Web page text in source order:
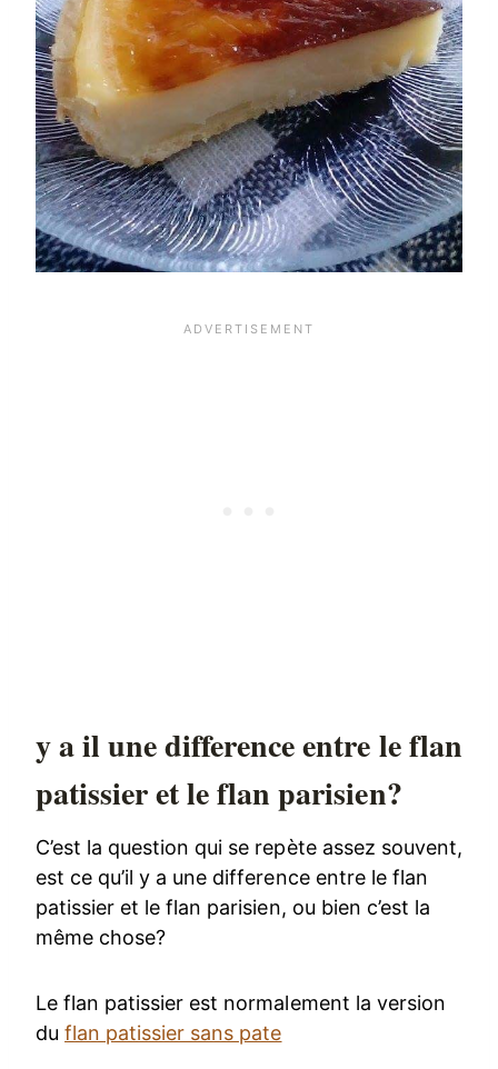
y a il une difference entre le flan
patissier et le flan parisien?
C’est la question qui se repète assez souvent,
est ce qu’il y a une difference entre le flan
patissier et le flan parisien, ou bien c’est la
même chose?
Le flan patissier est normalement la version
duflan patissier sans pate